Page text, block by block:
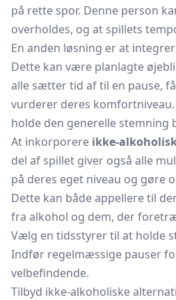
på rette spor. Denne person
overholdes, og at spillets
En anden løsning er at
Dette kan være planlagte
alle sætter tid af til en pause,
vurderer deres
holde den generelle stemning
At inkorporere ikke-
del af spillet giver også alle
på deres eget niveau og gøre
Dette kan både appellere til
fra alkohol og dem, der
Vælg en tidsstyrer til at holde
Indfør regelmæssige pauser
velbefindende.
Tilbyd ikke-alkoholiske